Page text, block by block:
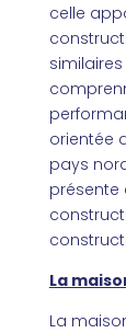
celle
orientée
pays
présente
La
La